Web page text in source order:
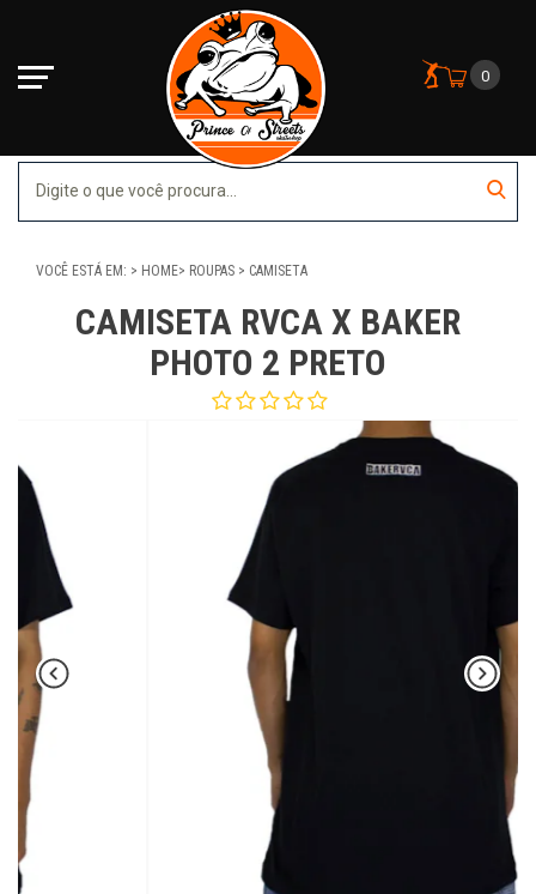
0
VOCÊ ESTÁ EM: HOME ROUPAS CAMISETA
CAMISETA RVCA X BAKER
PHOTO 2 PRETO